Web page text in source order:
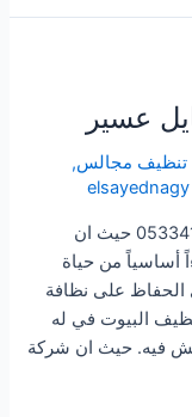
عسير
مجالس,
elsayednagy
شركة تنظيف بيوت فى محايل عسير 0533413281 حيث ان
أساسياً من حياة
الحفاظ على نظافة
البيوت في له
فيه. حيث ان شركة